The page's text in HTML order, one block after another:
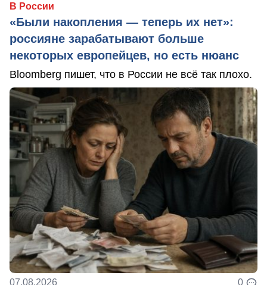
В России
«Были накопления — теперь их нет»:
россияне зарабатывают больше
некоторых европейцев, но есть нюанс
Bloomberg пишет, что в России не всё так плохо.
07.08.2026 0